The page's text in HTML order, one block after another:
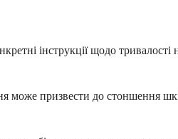
інструкції щодо тривалості
може призвести до стоншення